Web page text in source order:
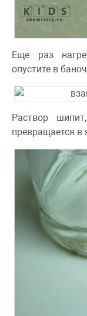
Еще раз
опустите в
Раствор
превращается в